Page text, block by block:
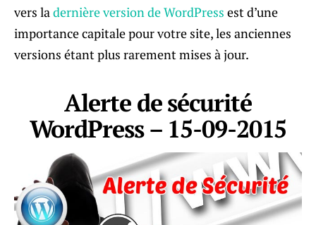
vers ladernière version de WordPress est d’une
importance capitale pour votre site, les anciennes
versions étant plus rarement mises à jour.
Alerte de sécurité
WordPress – 15-09-2015